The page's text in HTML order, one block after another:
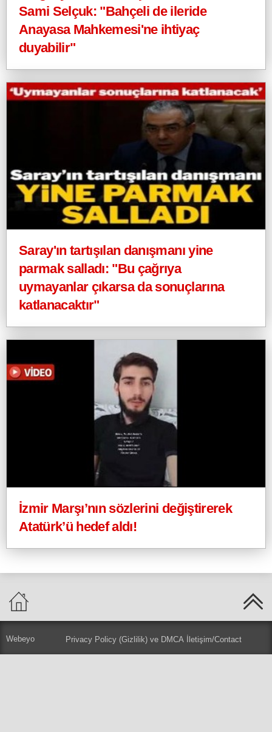
Sami Selçuk: "Bahçeli de ileride
Anayasa Mahkemesi'ne ihtiyaç
duyabilir"
Saray'ın tartışılan danışmanı yine
parmak salladı: "Bu çağrıya
uymayanlar çıkarsa da sonuçlarına
katlanacaktır"
İzmir Marşı’nın sözlerini değiştirerek
Atatürk’ü hedef aldı!
Webeyo Privacy Policy (Gizlilik) ve DMCA İletişim/Contact